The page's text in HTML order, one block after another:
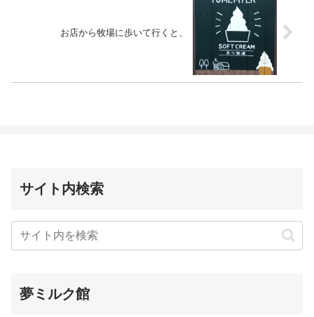
お店から牧場に歩いて行くと、
サイト内検索
夢ミルク館